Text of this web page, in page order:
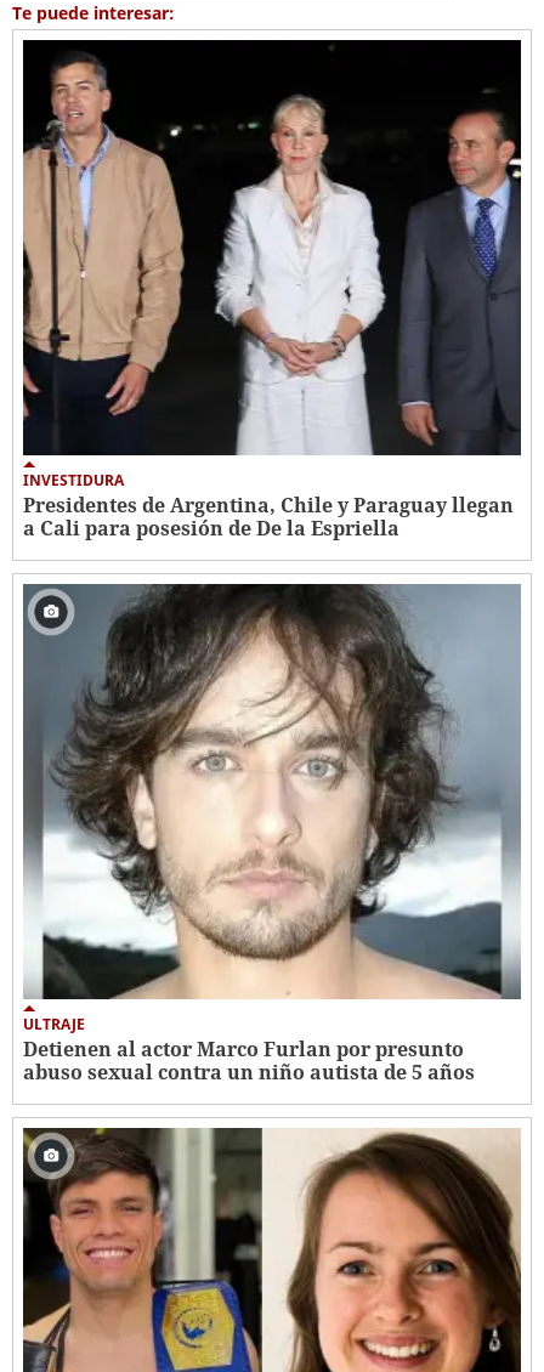
Te puede interesar:
INVESTIDURA
Presidentes de Argentina, Chile y Paraguay llegan
a Cali para posesión de De la Espriella
ULTRAJE
Detienen al actor Marco Furlan por presunto
abuso sexual contra un niño autista de 5 años